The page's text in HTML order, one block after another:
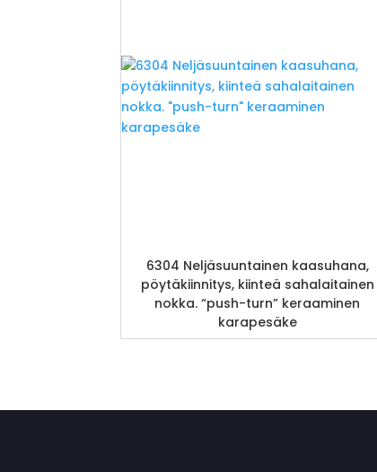
6304 Neljäsuuntainen kaasuhana,
pöytäkiinnitys, kiinteä sahalaitainen
nokka. “push-turn” keraaminen
karapesäke